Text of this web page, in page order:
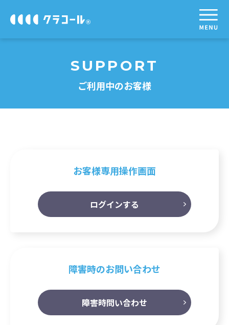
SUPPORT
ご利用中のお客様
お客様専用操作画面
ログインする
障害時のお問い合わせ
障害時問い合わせ